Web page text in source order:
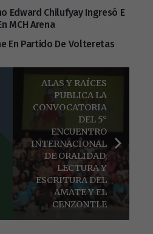
Edward Chilufyay Ingresó E
MCH Arena
En Partido De Volteretas
ALAS Y RAÍCES
PUBLICA LA
CONVOCATORIA
DEL 5°
ENCUENTRO
INTERNACIONAL
DE ORALIDAD,
LECTURA Y
ESCRITURA DEL
AMATE Y EL
CENZONTLE